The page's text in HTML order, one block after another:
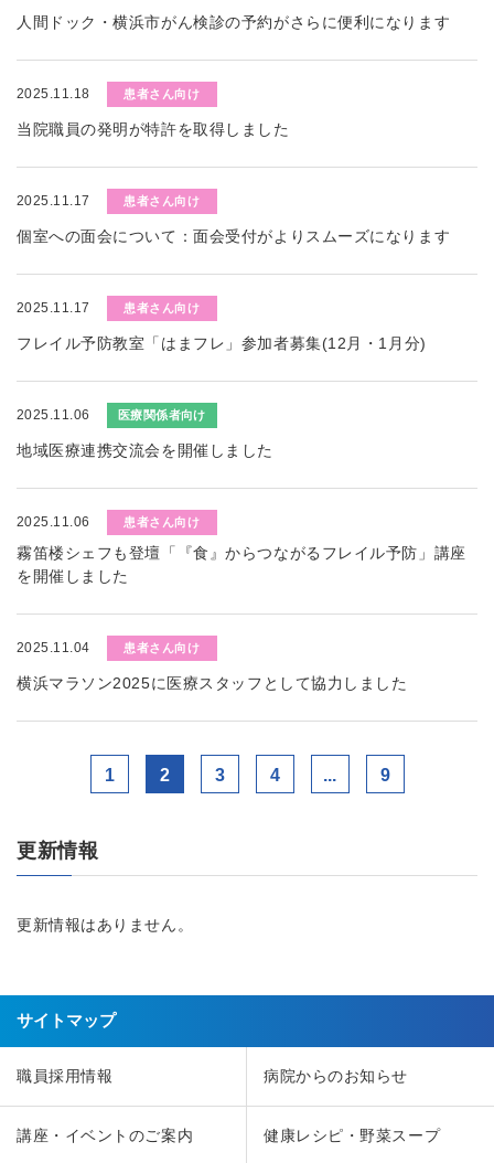
人間ドック・横浜市がん検診の予約がさらに便利になります
2025.11.18 患者さん向け
当院職員の発明が特許を取得しました
2025.11.17 患者さん向け
個室への面会について：面会受付がよりスムーズになります
2025.11.17 患者さん向け
フレイル予防教室「はまフレ」参加者募集(12月・1月分)
2025.11.06 医療関係者向け
地域医療連携交流会を開催しました
2025.11.06 患者さん向け
霧笛楼シェフも登壇「『食』からつながるフレイル予防」講座
を開催しました
2025.11.04 患者さん向け
横浜マラソン2025に医療スタッフとして協力しました
1 2 3 4 ... 9
更新情報
更新情報はありません。
サイトマップ
職員採用情報 病院からのお知らせ
講座・イベントのご案内 健康レシピ・野菜スープ